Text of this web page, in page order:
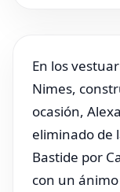
En los
Nimes,
ocasión,
eliminado de
Bastide por
con un